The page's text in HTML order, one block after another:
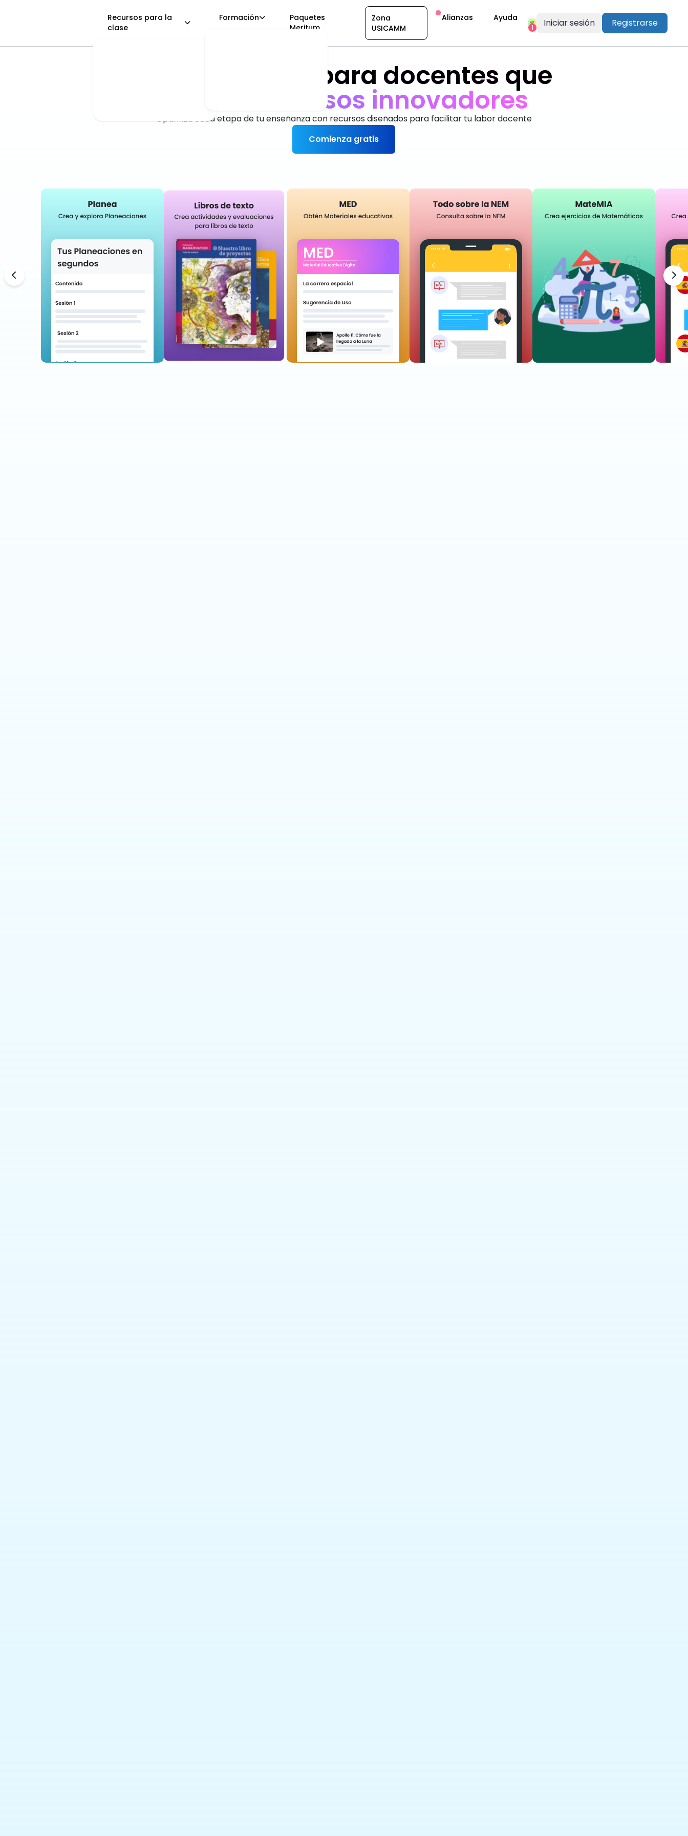
Recursos para la
clase
Formación
Paquetes
Meritum
Zona
USICAMM
Alianzas Ayuda
1 Iniciar sesión Registrarse
La plataforma para docentes que
sos innovadores
Optimiza cada etapa de tu enseñanza con recursos diseñados para facilitar tu labor docente
Comienza gratis